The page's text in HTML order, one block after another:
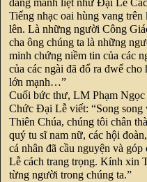
dâng mãnh liệt như Đại Lễ
Tiếng nhạc oai hùng vang
lên. Là những người Công
cha ông chúng ta là những
minh chứng niềm tin của các
của các ngài đã đổ ra đwể
lớn mạnh…”
Cuối bức thư, LM Phạm
Chức Đại Lễ viết: “Song song
Thiên Chúa, chúng tôi chân
quý tu sĩ nam nữ, các hội
cá nhân đã cầu nguyện và
Lễ cách trang trọng. Kính xin
từng người trong chúng ta.”